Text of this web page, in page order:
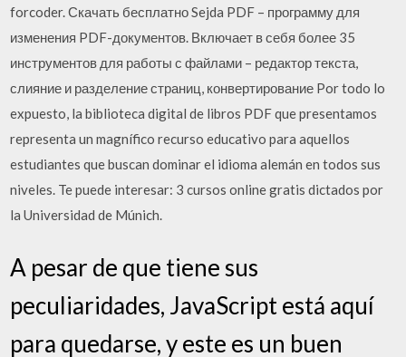
forcoder. Скачать бесплатно Sejda PDF – программу для
изменения PDF-документов. Включает в себя более 35
инструментов для работы с файлами – редактор текста,
слияние и разделение страниц, конвертирование Por todo lo
expuesto, la biblioteca digital de libros PDF que presentamos
representa un magnífico recurso educativo para aquellos
estudiantes que buscan dominar el idioma alemán en todos sus
niveles. Te puede interesar: 3 cursos online gratis dictados por
la Universidad de Múnich.
A pesar de que tiene sus
peculiaridades, JavaScript está aquí
para quedarse, y este es un buen